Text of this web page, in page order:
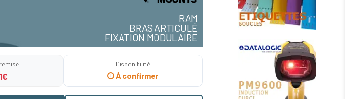
RAM
BRAS ARTICULÉ
FIXATION MODULAIRE
Disponibilité
À confirmer